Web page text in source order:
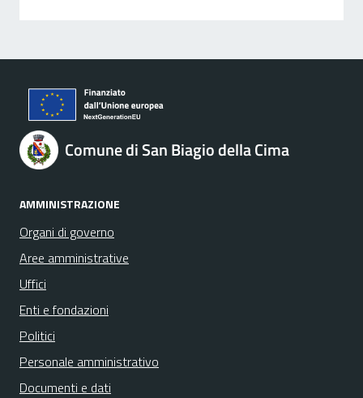
Comune di San Biagio della Cima
AMMINISTRAZIONE
Organi di governo
Aree amministrative
Uffici
Enti e fondazioni
Politici
Personale amministrativo
Documenti e dati